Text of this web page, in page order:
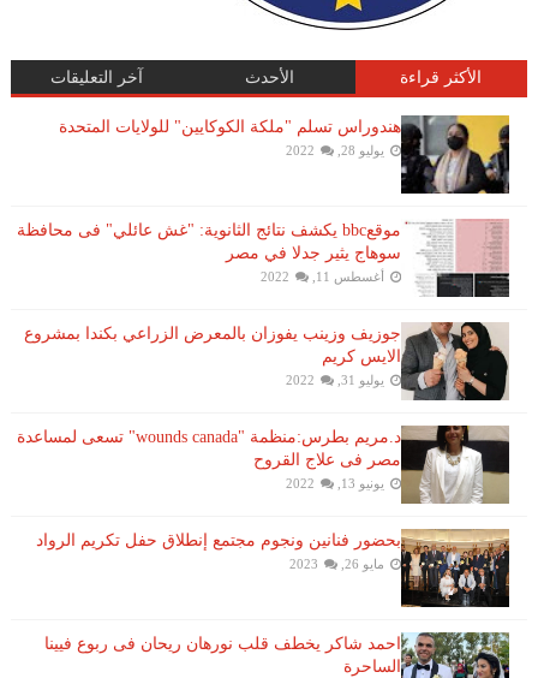
الأكثر قراءة الأحدث آخر التعليقات
هندوراس تسلم "ملكة الكوكايين" للولايات المتحدة
يوليو 28, 2022
موقعbbc يكشف نتائج الثانوية: "غش عائلي" فى محافظة
سوهاج يثير جدلا في مصر
أغسطس 11, 2022
جوزيف وزينب يفوزان بالمعرض الزراعي بكندا بمشروع
الايس كريم
يوليو 31, 2022
د.مريم بطرس:منظمة "wounds canada" تسعى لمساعدة
مصر فى علاج القروح
يونيو 13, 2022
بحضور فنانين ونجوم مجتمع إنطلاق حفل تكريم الرواد
مايو 26, 2023
احمد شاكر يخطف قلب نورهان ريحان فى ربوع فيينا
الساحرة